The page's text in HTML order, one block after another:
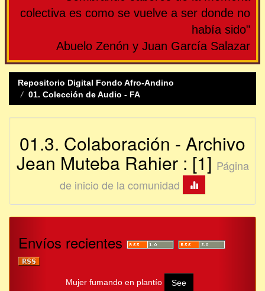
colectiva es como se vuelve a ser donde no
había sido"
Abuelo Zenón y Juan García Salazar
Repositorio Digital Fondo Afro-Andino
01. Colección de Audio - FA
01.3. Colaboración - Archivo
Jean Muteba Rahier : [1] Página
de inicio de la comunidad
Envíos recientes
Mujer fumando en plantío See